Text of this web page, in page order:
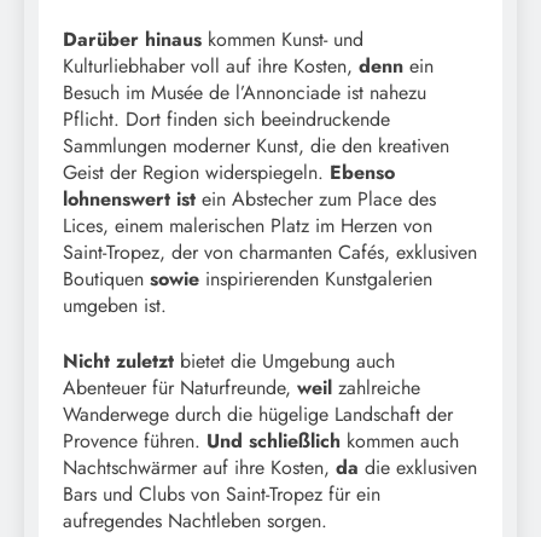
Darüber hinaus kommen Kunst- und
Kulturliebhaber voll auf ihre Kosten, denn ein
Besuch im Musée de l’Annonciade ist nahezu
Pflicht. Dort finden sich beeindruckende
Sammlungen moderner Kunst, die den kreativen
Geist der Region widerspiegeln. Ebenso
lohnenswert ist ein Abstecher zum Place des
Lices, einem malerischen Platz im Herzen von
Saint-Tropez, der von charmanten Cafés, exklusiven
Boutiquen sowie inspirierenden Kunstgalerien
umgeben ist.
Nicht zuletzt bietet die Umgebung auch
Abenteuer für Naturfreunde, weil zahlreiche
Wanderwege durch die hügelige Landschaft der
Provence führen. Und schließlich kommen auch
Nachtschwärmer auf ihre Kosten, da die exklusiven
Bars und Clubs von Saint-Tropez für ein
aufregendes Nachtleben sorgen.